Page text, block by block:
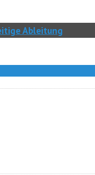
Ableitung